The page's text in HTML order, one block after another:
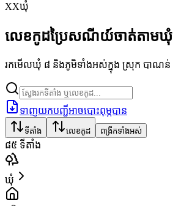
XXឃុំ
លេខកូដប្រៃសណីយ៍ចាត់តាមឃុំ
រកមើលឃុំ ៨ និងភូមិទាំងអស់ក្នុង ស្រុក បាណន់
ទាញយកបញ្ជីអាចបោះពុម្ភបាន
ទីតាំង លេខកូដ ពង្រីកទាំងអស់
៨៥ ទីតាំង
ឃុំ